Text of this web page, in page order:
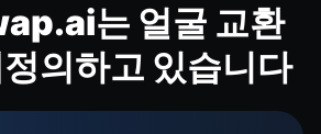
는 얼굴 교환
의하고 있습니다